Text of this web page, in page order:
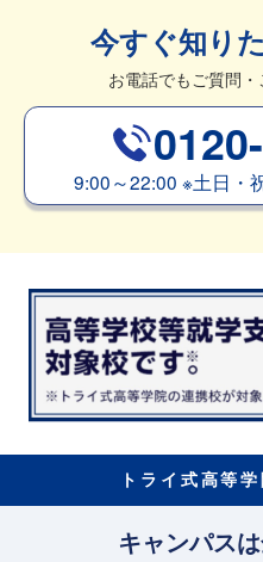
今すぐ知り
お電話でもご質問・
9:00～22:00 ※土日・
トライ式高等
キャンパス